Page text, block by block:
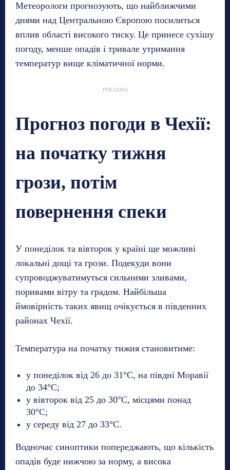
Метеорологи прогнозують, що найближчими
днями над Центральною Європою посилиться
вплив області високого тиску. Це принесе сухішу
погоду, менше опадів і тривале утримання
температур вище кліматичної норми.
РЕКЛАМА
Прогноз погоди в Чехії:
на початку тижня
грози, потім
повернення спеки
У понеділок та вівторок у країні ще можливі
локальні дощі та грози. Подекуди вони
супроводжуватимуться сильними зливами,
поривами вітру та градом. Найбільша
ймовірність таких явищ очікується в південних
районах Чехії.
Температура на початку тижня становитиме:
у понеділок від 26 до 31°C, на півдні Моравії
до 34°C;
у вівторок від 25 до 30°C, місцями понад
30°C;
у середу від 27 до 33°C.
Водночас синоптики попереджають, що кількість
опадів буде нижчою за норму, а висока